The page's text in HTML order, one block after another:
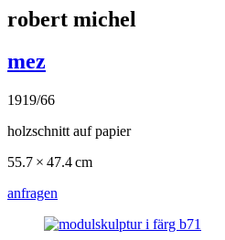
robert michel
mez
1919/66
holzschnitt auf papier
55.7 × 47.4 cm
anfragen